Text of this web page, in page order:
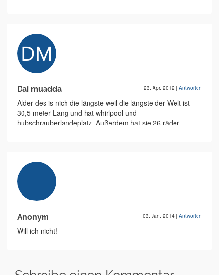
Dai muadda 23. Apr. 2012 | Antworten
Alder des is nich die längste weil die längste der Welt ist
30,5 meter Lang und hat whirlpool und
hubschrauberlandeplatz. Außerdem hat sie 26 räder
Anonym 03. Jan. 2014 | Antworten
Will ich nicht!